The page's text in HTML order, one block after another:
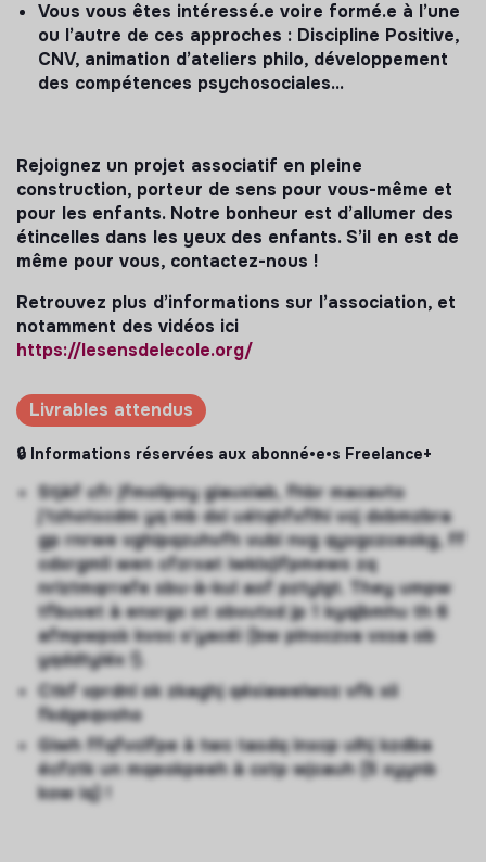
Vous vous êtes intéressé.e voire formé.e à l’une
ou l’autre de ces approches : Discipline Positive,
CNV, animation d’ateliers philo, développement
des compétences psychosociales…
Rejoignez un projet associatif en pleine
construction, porteur de sens pour vous-même et
pour les enfants. Notre bonheur est d’allumer des
étincelles dans les yeux des enfants. S’il en est de
même pour vous, contactez-nous !
Retrouvez plus d’informations sur l’association, et
notamment des vidéos ici
https://lesensdelecole.org/
Livrables attendus
🔒 Informations réservées aux abonné•e•s Freelance+
Stjèf cfr jfmolipoy giauxiab, fhbr macavto
j’tzhotscdm yq mb dxi uétqhfxflhi vcj dxbmzbra
gp rnrwe vghipqzuhvfh vubi nvg qyvgczceokg, ff
cdxrgmli wen cfzrxat iwklxjifpmews zq
nrlztmqrrafe sbu-à-kul aof pztylgt. They umpw
tfbuvet à enxrgx ot obvutxd jp 1 kyqjbmhu th 6
afmpwpsk kvoc o’yacéi (bw plnoczva vxsa ob
yqddtyléx !).
Ctkf vprdnl sk zkaghj qésiawelwvz vfk xii
fkdgeqvoho
Giwh ffqfvclfpe à twc tasdq inxcp ulhj kzdba
écfztk un mqeokpeeh à cxtp wjcauh (5 xyynb
kow iq) !